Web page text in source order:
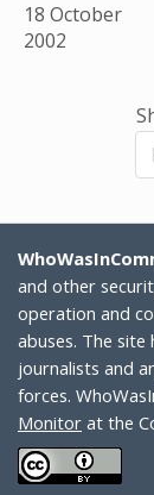
18 October
2002
and other
operation and
abuses. The site
journalists and
forces.
Monitor at the